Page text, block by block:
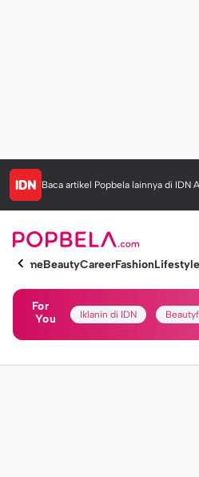
Baca artikel Popbela lainnya di IDN
HomeBeautyCareerFashionLifestyle
For
You
Iklanin di IDN